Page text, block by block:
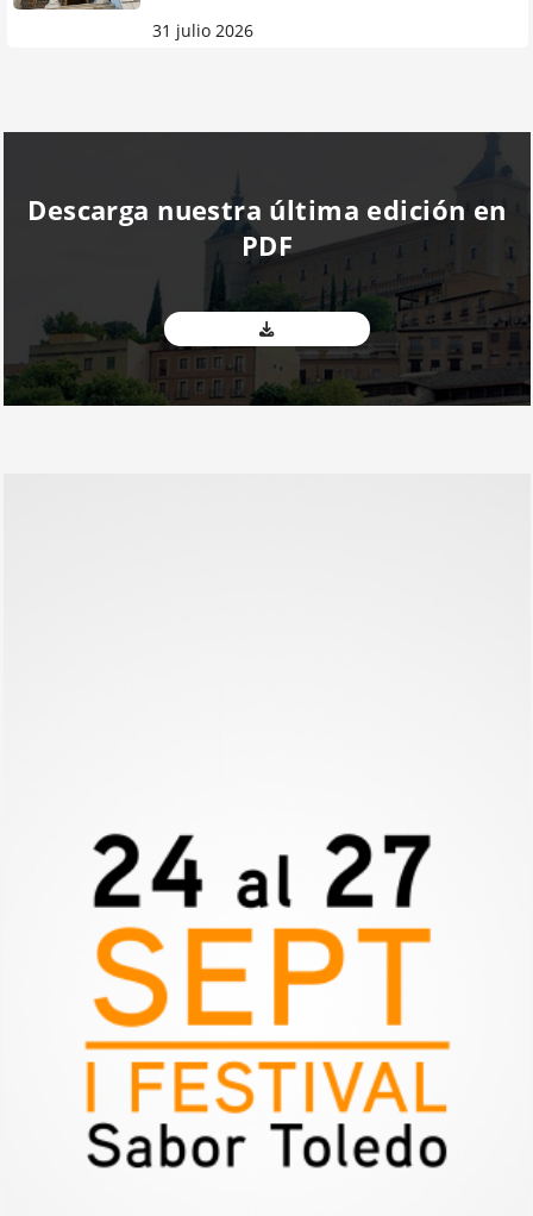
31 julio 2026
Descarga nuestra última edición en
PDF